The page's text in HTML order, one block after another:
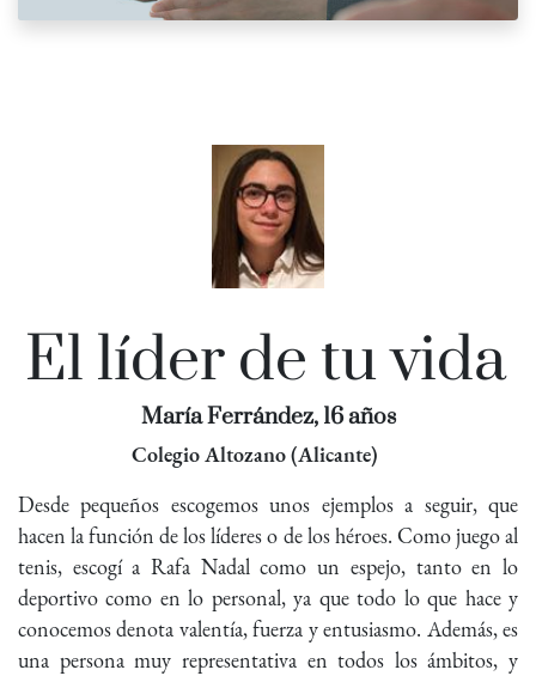
El líder de tu vida
María Ferrández, 16 años
Colegio Altozano (Alicante)
Desde pequeños escogemos unos ejemplos a seguir, que
hacen la función de los líderes o de los héroes. Como juego al
tenis, escogí a Rafa Nadal como un espejo, tanto en lo
deportivo como en lo personal, ya que todo lo que hace y
conocemos denota valentía, fuerza y entusiasmo. Además, es
una persona muy representativa en todos los ámbitos, y